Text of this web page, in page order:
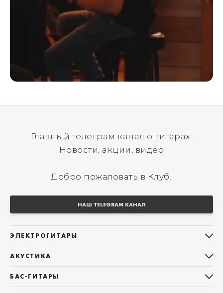
Главный телеграм канал о гитарах.
Новости, акции, видео
Добро пожаловать в Клуб!
НАШ TELEGRAM КАНАЛ
ЭЛЕКТРОГИТАРЫ
Telecaster
Les Paul
АКУСТИКА
БАС-ГИТАРЫ